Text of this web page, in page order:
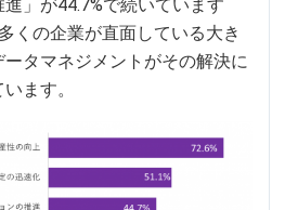
」が44.7%で続いています
くの企業が直面している大き
タマネジメントがその解決に
ます。